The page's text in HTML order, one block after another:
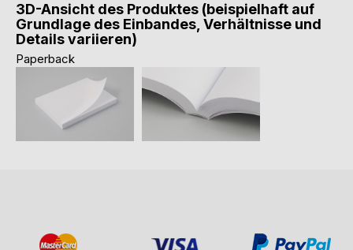
3D-Ansicht des Produktes (beispielhaft auf
Grundlage des Einbandes, Verhältnisse und
Details variieren)
Paperback